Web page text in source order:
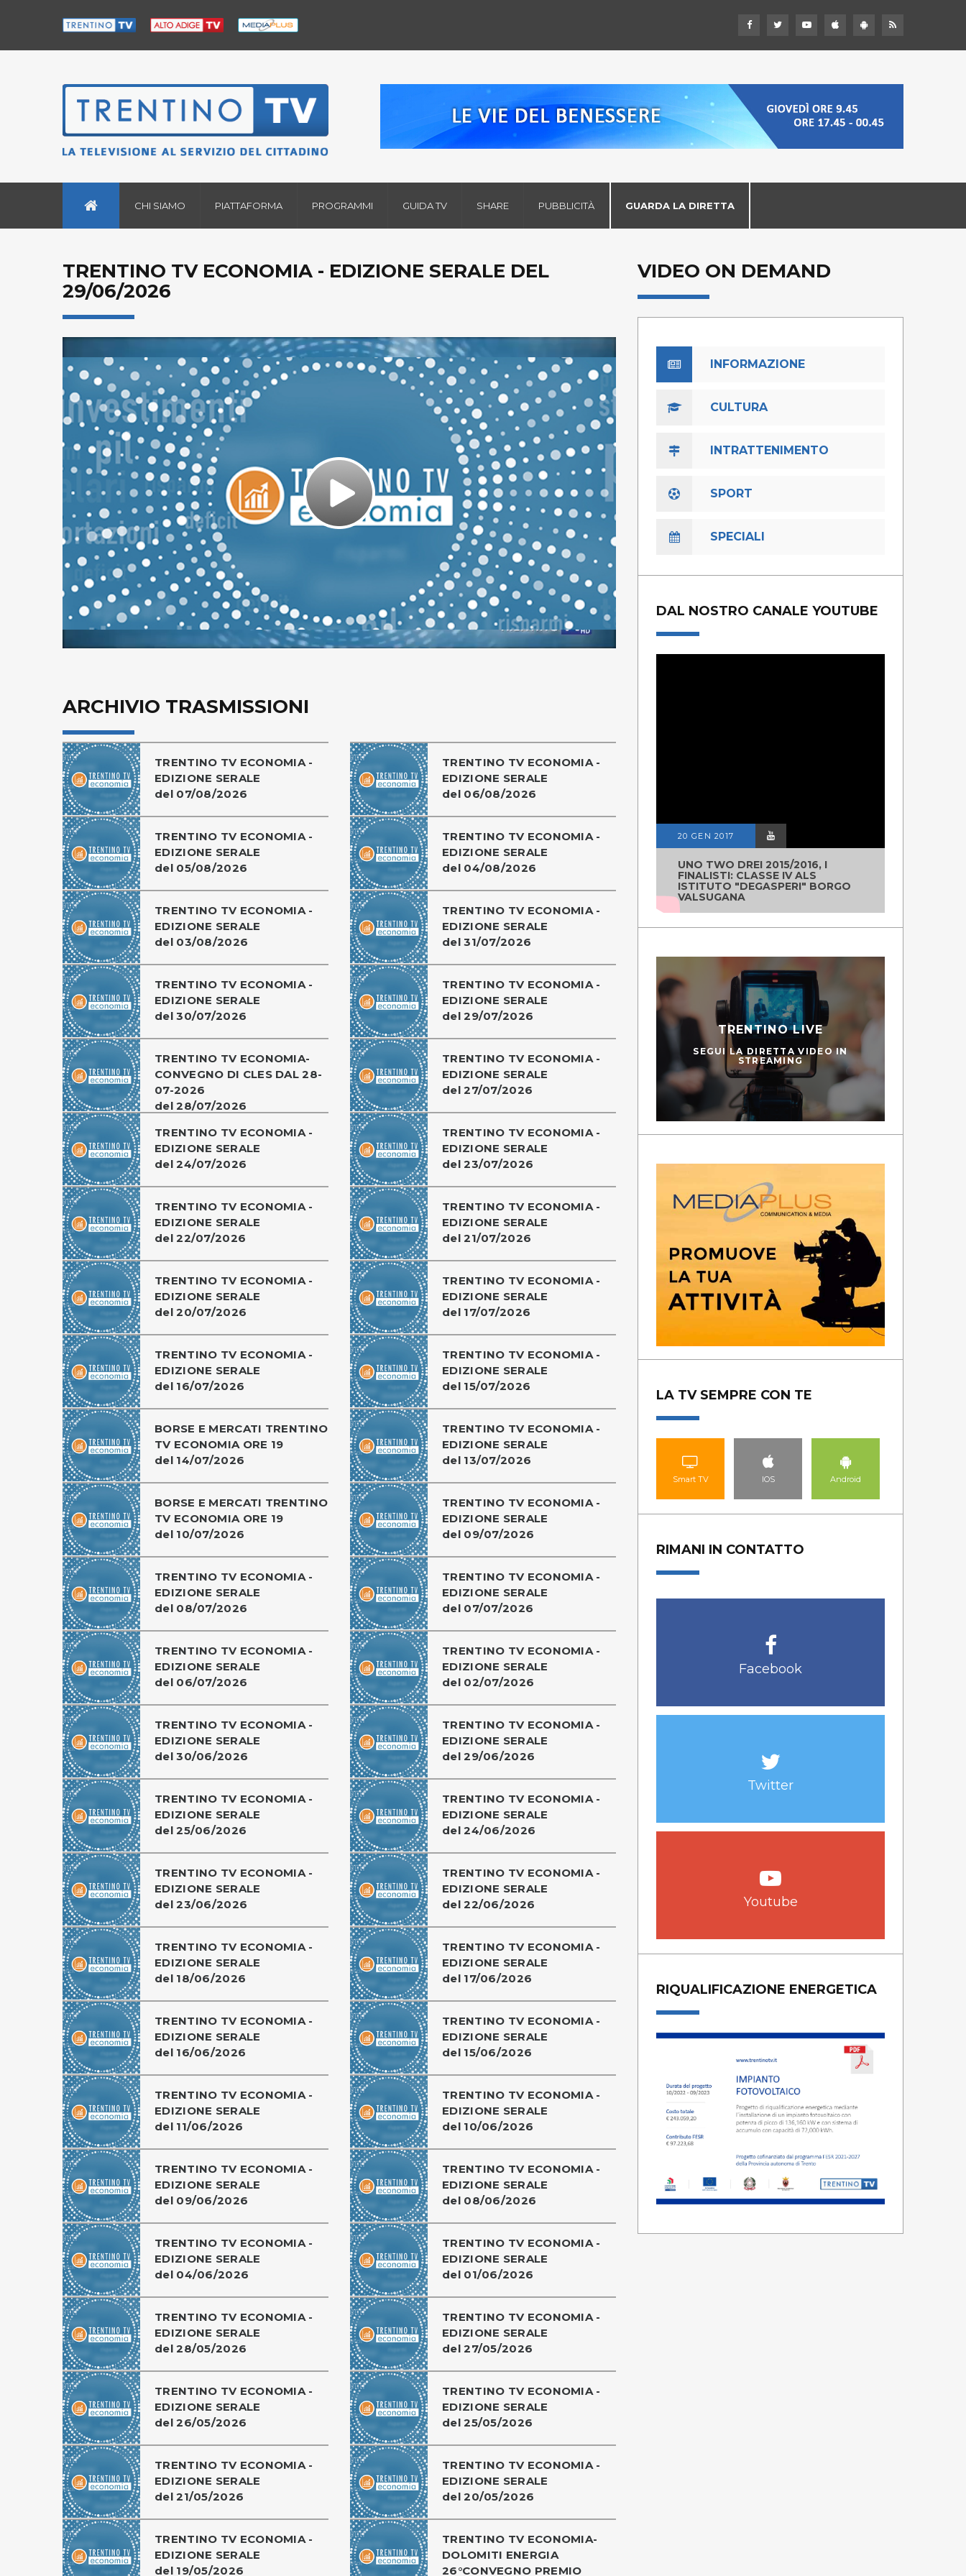
CHI SIAMO PIATTAFORMA PROGRAMMI GUIDA TV SHARE PUBBLICITÀ GUARDA LA DIRETTA
TRENTINO TV ECONOMIA - EDIZIONE SERALE DEL
29/06/2026
Play
Video
ARCHIVIO TRASMISSIONI
TRENTINO TV ECONOMIA -
EDIZIONE SERALE
del 07/08/2026
TRENTINO TV ECONOMIA -
EDIZIONE SERALE
del 06/08/2026
TRENTINO TV ECONOMIA -
EDIZIONE SERALE
del 05/08/2026
TRENTINO TV ECONOMIA -
EDIZIONE SERALE
del 04/08/2026
TRENTINO TV ECONOMIA -
EDIZIONE SERALE
del 03/08/2026
TRENTINO TV ECONOMIA -
EDIZIONE SERALE
del 31/07/2026
TRENTINO TV ECONOMIA -
EDIZIONE SERALE
del 30/07/2026
TRENTINO TV ECONOMIA -
EDIZIONE SERALE
del 29/07/2026
TRENTINO TV ECONOMIA-
CONVEGNO DI CLES DAL 28-
07-2026
del 28/07/2026
TRENTINO TV ECONOMIA -
EDIZIONE SERALE
del 27/07/2026
TRENTINO TV ECONOMIA -
EDIZIONE SERALE
del 24/07/2026
TRENTINO TV ECONOMIA -
EDIZIONE SERALE
del 23/07/2026
TRENTINO TV ECONOMIA -
EDIZIONE SERALE
del 22/07/2026
TRENTINO TV ECONOMIA -
EDIZIONE SERALE
del 21/07/2026
TRENTINO TV ECONOMIA -
EDIZIONE SERALE
del 20/07/2026
TRENTINO TV ECONOMIA -
EDIZIONE SERALE
del 17/07/2026
TRENTINO TV ECONOMIA -
EDIZIONE SERALE
del 16/07/2026
TRENTINO TV ECONOMIA -
EDIZIONE SERALE
del 15/07/2026
BORSE E MERCATI TRENTINO
TV ECONOMIA ORE 19
del 14/07/2026
TRENTINO TV ECONOMIA -
EDIZIONE SERALE
del 13/07/2026
BORSE E MERCATI TRENTINO
TV ECONOMIA ORE 19
del 10/07/2026
TRENTINO TV ECONOMIA -
EDIZIONE SERALE
del 09/07/2026
TRENTINO TV ECONOMIA -
EDIZIONE SERALE
del 08/07/2026
TRENTINO TV ECONOMIA -
EDIZIONE SERALE
del 07/07/2026
TRENTINO TV ECONOMIA -
EDIZIONE SERALE
del 06/07/2026
TRENTINO TV ECONOMIA -
EDIZIONE SERALE
del 02/07/2026
TRENTINO TV ECONOMIA -
EDIZIONE SERALE
del 30/06/2026
TRENTINO TV ECONOMIA -
EDIZIONE SERALE
del 29/06/2026
TRENTINO TV ECONOMIA -
EDIZIONE SERALE
del 25/06/2026
TRENTINO TV ECONOMIA -
EDIZIONE SERALE
del 24/06/2026
TRENTINO TV ECONOMIA -
EDIZIONE SERALE
del 23/06/2026
TRENTINO TV ECONOMIA -
EDIZIONE SERALE
del 22/06/2026
TRENTINO TV ECONOMIA -
EDIZIONE SERALE
del 18/06/2026
TRENTINO TV ECONOMIA -
EDIZIONE SERALE
del 17/06/2026
TRENTINO TV ECONOMIA -
EDIZIONE SERALE
del 16/06/2026
TRENTINO TV ECONOMIA -
EDIZIONE SERALE
del 15/06/2026
TRENTINO TV ECONOMIA -
EDIZIONE SERALE
del 11/06/2026
TRENTINO TV ECONOMIA -
EDIZIONE SERALE
del 10/06/2026
TRENTINO TV ECONOMIA -
EDIZIONE SERALE
del 09/06/2026
TRENTINO TV ECONOMIA -
EDIZIONE SERALE
del 08/06/2026
TRENTINO TV ECONOMIA -
EDIZIONE SERALE
del 04/06/2026
TRENTINO TV ECONOMIA -
EDIZIONE SERALE
del 01/06/2026
TRENTINO TV ECONOMIA -
EDIZIONE SERALE
del 28/05/2026
TRENTINO TV ECONOMIA -
EDIZIONE SERALE
del 27/05/2026
TRENTINO TV ECONOMIA -
EDIZIONE SERALE
del 26/05/2026
TRENTINO TV ECONOMIA -
EDIZIONE SERALE
del 25/05/2026
TRENTINO TV ECONOMIA -
EDIZIONE SERALE
del 21/05/2026
TRENTINO TV ECONOMIA -
EDIZIONE SERALE
del 20/05/2026
TRENTINO TV ECONOMIA -
EDIZIONE SERALE
del 19/05/2026
TRENTINO TV ECONOMIA-
DOLOMITI ENERGIA
26°CONVEGNO PREMIO
VIDEO ON DEMAND
INFORMAZIONE
CULTURA
INTRATTENIMENTO
SPORT
SPECIALI
DAL NOSTRO CANALE YOUTUBE
20 GEN 2017
UNO TWO DREI 2015/2016, I
FINALISTI: CLASSE IV ALS
ISTITUTO "DEGASPERI" BORGO
VALSUGANA
TRENTINO LIVE
SEGUI LA DIRETTA VIDEO IN
STREAMING
LA TV SEMPRE CON TE
Smart TV IOS Android
RIMANI IN CONTATTO
Facebook
Twitter
Youtube
RIQUALIFICAZIONE ENERGETICA